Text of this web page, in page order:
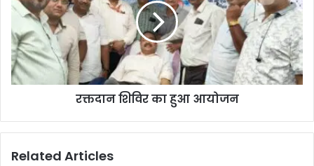
रक्तदान शिविर का हुआ आयोजन
Related Articles